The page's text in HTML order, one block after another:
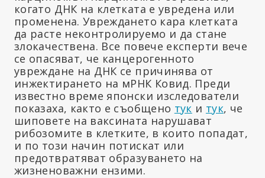
когато ДНК на клетката е увредена или
променена. Увреждането кара клетката
да расте неконтролируемо и да стане
злокачествена. Все повече експерти вече
се опасяват, че канцерогенното
увреждане на ДНК се причинява от
инжектирането на мРНК Ковид. Преди
известно време японски изследователи
показаха, както е съобщено тук и тук, че
шиповете на ваксината нарушават
рибозомите в клетките, в които попадат,
и по този начин потискат или
предотвратяват образуването на
жизненоважни ензими.